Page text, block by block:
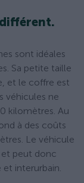
sont idéales
Sa petite taille
et le coffre est
véhicules ne
kilomètres. Au
à des coûts
Le véhicule
peut donc
interurbain.